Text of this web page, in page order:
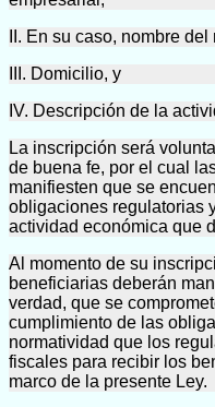
II. En su caso, nombre
III. Domicilio, y
IV. Descripción de la
La inscripción será
de buena fe, por el cual
manifiesten que se
obligaciones regulatorias
actividad económica que
Al momento de su
beneficiarias deberán
verdad, que se
cumplimiento de las
normatividad que los
fiscales para recibir los
marco de la presente Ley.